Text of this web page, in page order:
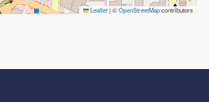
Leaflet|©OpenStreetMapcontributors